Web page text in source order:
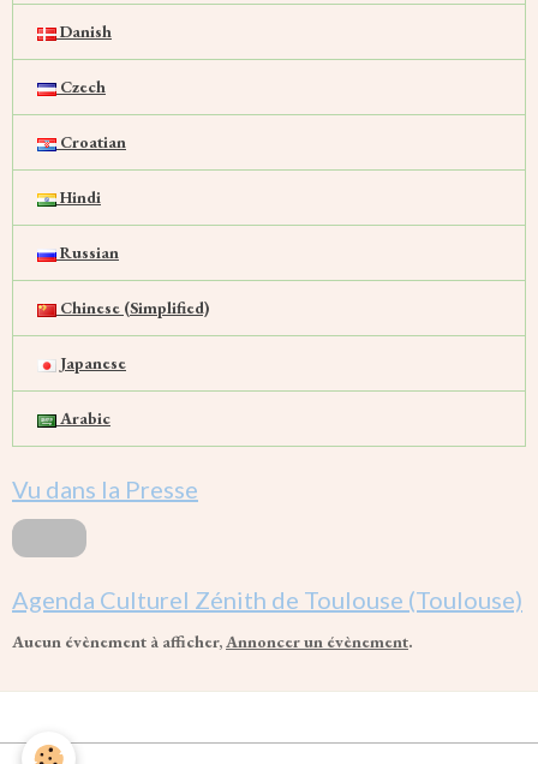
Danish
Czech
Croatian
Hindi
Russian
Chinese (Simplified)
Japanese
Arabic
Vu dans la Presse
Agenda Culturel Zénith de Toulouse (Toulouse)
Aucun évènement à afficher,Annoncer un évènement.